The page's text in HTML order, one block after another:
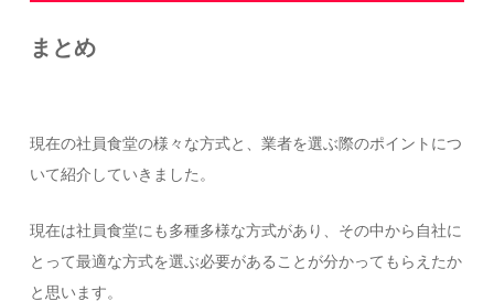
まとめ
現在の社員食堂の様々な方式と、業者を選ぶ際のポイントにつ
いて紹介していきました。
現在は社員食堂にも多種多様な方式があり、その中から自社に
とって最適な方式を選ぶ必要があることが分かってもらえたか
と思います。